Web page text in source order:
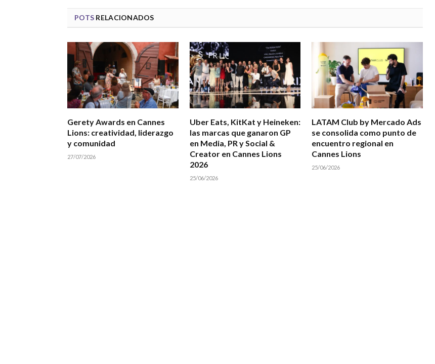
POTS RELACIONADOS
Gerety Awards en Cannes
Lions: creatividad, liderazgo
y comunidad
27/07/2026
Uber Eats, KitKat y Heineken:
las marcas que ganaron GP
en Media, PR y Social &
Creator en Cannes Lions
2026
25/06/2026
LATAM Club by Mercado Ads
se consolida como punto de
encuentro regional en
Cannes Lions
25/06/2026